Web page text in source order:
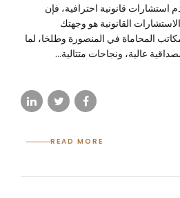
قانونية احترافية، فإن
القانونية هو وجهتك
المحاماة في المنصورة وطلخا، لما
عالية، ونجاحات متتالية...
READ MORE